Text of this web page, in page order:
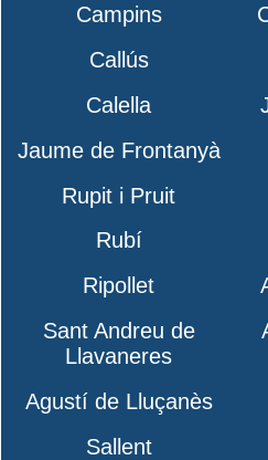
Campins
Callús
Calella
Jaume de Frontanyà
Rupit i Pruit
Rubí
Ripollet
Sant Andreu de
Llavaneres
Agustí de Lluçanès
Sallent